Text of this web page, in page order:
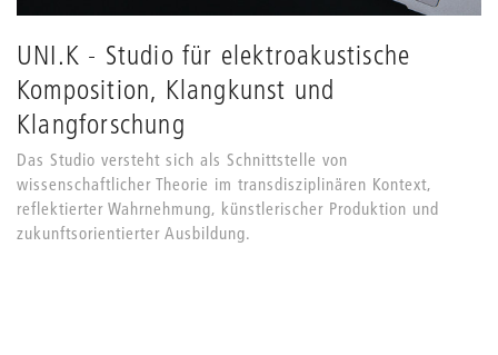
UNI.K - Studio für elektroakustische
Komposition, Klangkunst und
Klangforschung
Das Studio versteht sich als Schnittstelle von
wissenschaftlicher Theorie im transdisziplinären Kontext,
reflektierter Wahrnehmung, künstlerischer Produktion und
zukunftsorientierter Ausbildung.